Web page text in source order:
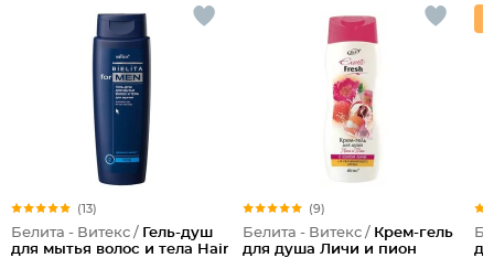
(13)
Белита - Витекс / Гель-душ
для мытья волос и тела Hair
(9)
Белита - Витекс / Крем-гель
для душа Личи и пион